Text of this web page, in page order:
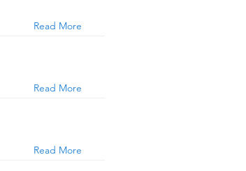
Read More
Read More
Read More